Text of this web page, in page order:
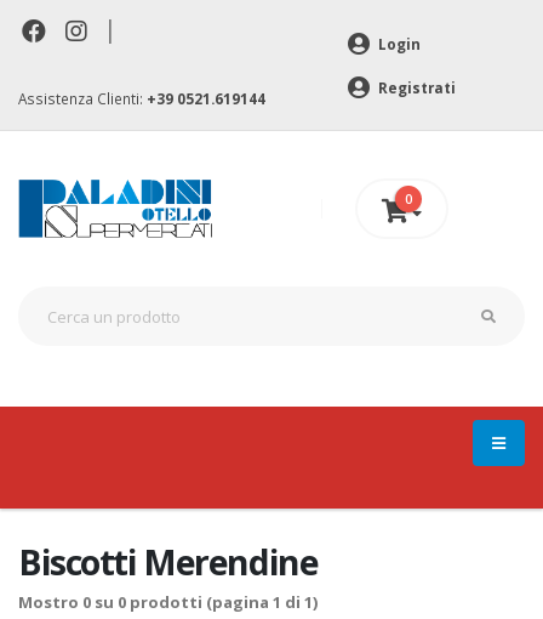
|
Assistenza Clienti: +39 0521.619144
Login
Registrati
0
Biscotti Merendine
Mostro 0 su 0 prodotti (pagina 1 di 1)